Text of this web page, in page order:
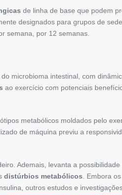
de linha de base que podem
designados para grupos de
semana, por 12 semanas.
do microbioma intestinal, com
ao exercício com potenciais
metabólicos moldados pelo
de máquina previu a
Ademais, levanta a
distúrbios metabólicos. Embora
outros estudos e